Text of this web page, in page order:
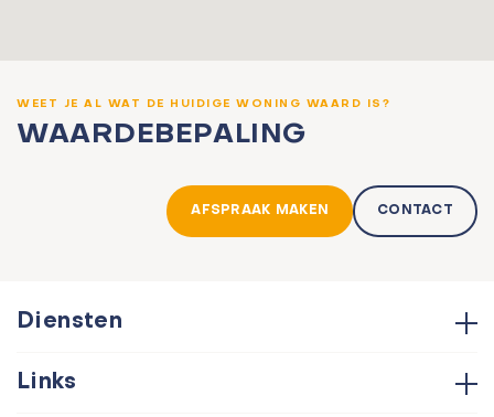
WEET JE AL WAT DE HUIDIGE WONING WAARD IS?
WAARDEBEPALING
AFSPRAAK MAKEN CONTACT
Diensten
Aankoop
Links